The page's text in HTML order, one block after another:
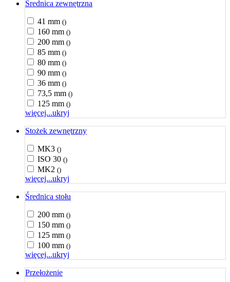
Średnica zewnętrzna
41 mm ()
160 mm ()
200 mm ()
85 mm ()
80 mm ()
90 mm ()
36 mm ()
73,5 mm ()
125 mm ()
więcej...ukryj
Stożek zewnętrzny
MK3 ()
ISO 30 ()
MK2 ()
więcej...ukryj
Średnica stołu
200 mm ()
150 mm ()
125 mm ()
100 mm ()
więcej...ukryj
Przełożenie